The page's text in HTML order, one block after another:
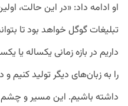
او ادامه داد: «در این حالت،
تبلیغات گوگل خواهد بود تا
داریم در بازه زمانی یکساله
را به زبان‌های دیگر تولید کنیم
داشته باشیم. این مسیر و چشم